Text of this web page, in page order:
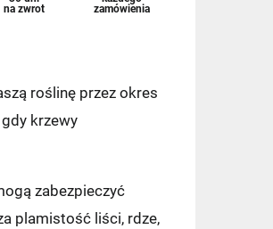
na zwrot
zamówienia
roślinę przez okres
krzewy
zabezpieczyć
plamistość liści, rdze,